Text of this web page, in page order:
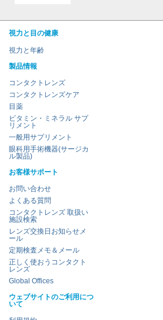
視力と目の健康
視力と年齢
製品情報
コンタクトレンズ
コンタクトレンズケア
目薬
ビタミン・ミネラル サプ
リメント
一般用サプリメント
眼科用手術機器(サージカ
ル製品)
お客様サポート
お問い合わせ
よくある質問
コンタクトレンズ 取扱い
施設検索
レンズ交換日お知らせメ
ール
定期検査メモ＆メール
正しく使おうコンタクト
レンズ
Global Offices
ウェブサイトのご利用につ
いて